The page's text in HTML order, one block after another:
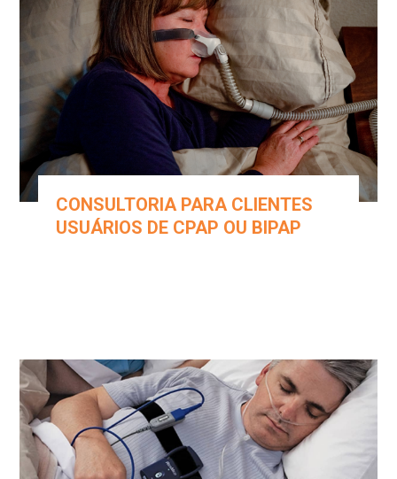
CONSULTORIA PARA CLIENTES
USUÁRIOS DE CPAP OU BIPAP